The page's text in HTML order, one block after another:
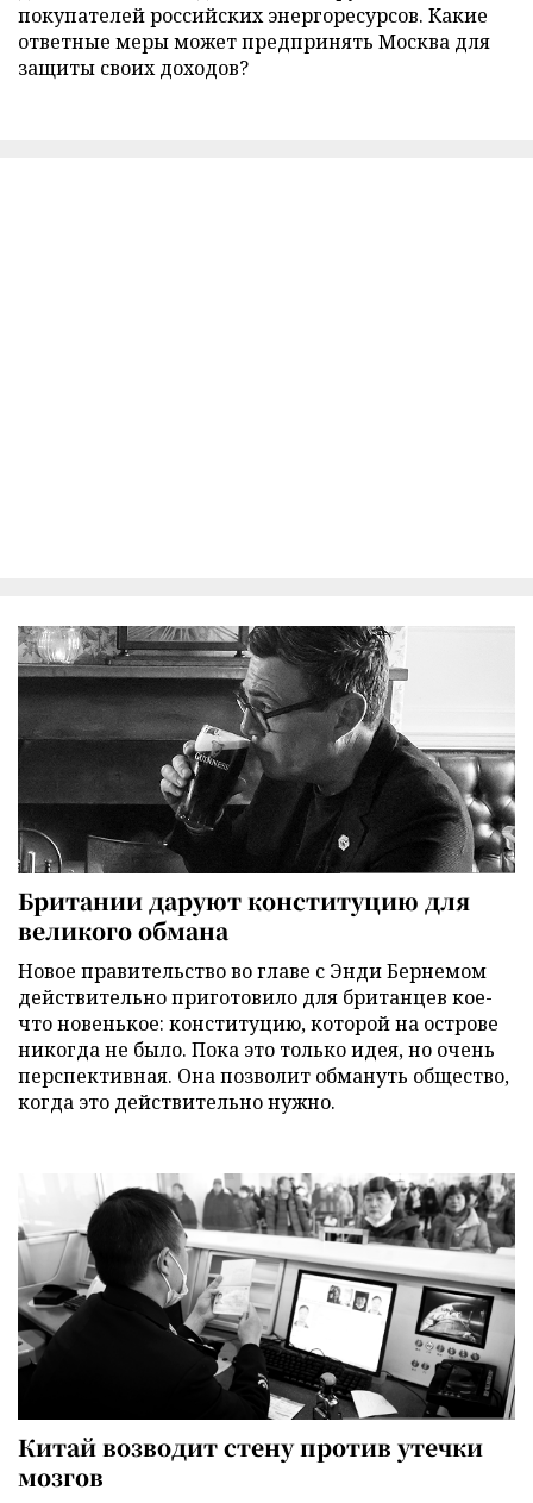
покупателей российских энергоресурсов. Какие
ответные меры может предпринять Москва для
защиты своих доходов?
Британии даруют конституцию для
великого обмана
Новое правительство во главе с Энди Бернемом
действительно приготовило для британцев кое-
что новенькое: конституцию, которой на острове
никогда не было. Пока это только идея, но очень
перспективная. Она позволит обмануть общество,
когда это действительно нужно.
Китай возводит стену против утечки
мозгов